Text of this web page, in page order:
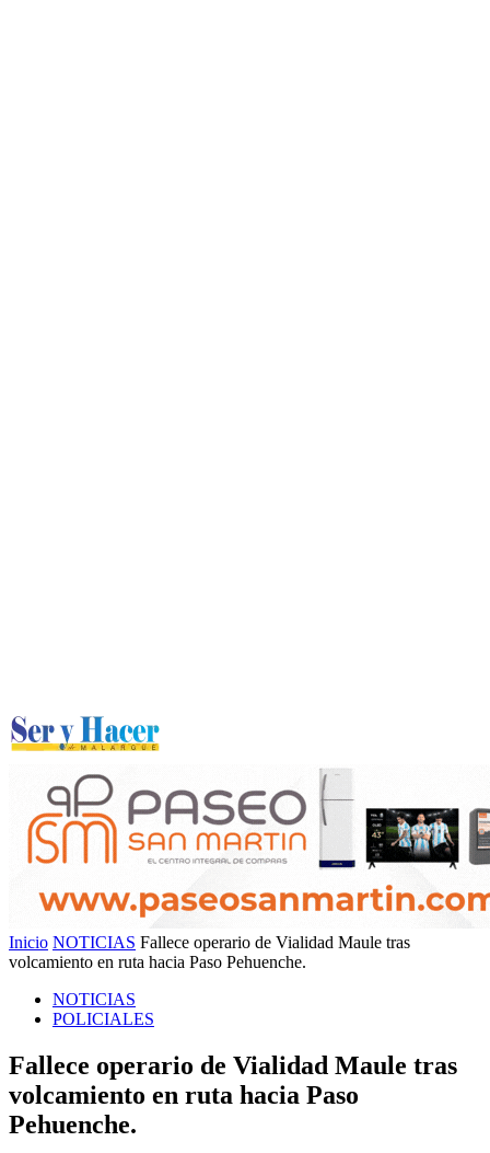
Inicio NOTICIAS Fallece operario de Vialidad Maule tras
volcamiento en ruta hacia Paso Pehuenche.
NOTICIAS
POLICIALES
Fallece operario de Vialidad Maule tras
volcamiento en ruta hacia Paso
Pehuenche.